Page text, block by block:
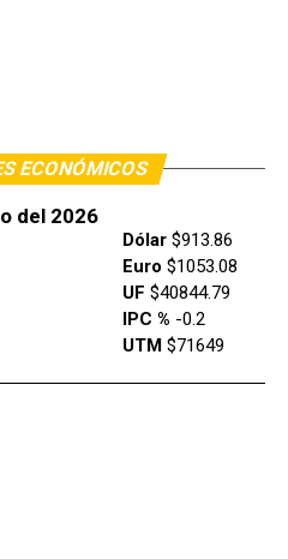
ECONÓMICOS
del 2026
Dólar$913.86
Euro $1053.08
UF $40844.79
IPC % -0.2
UTM$71649